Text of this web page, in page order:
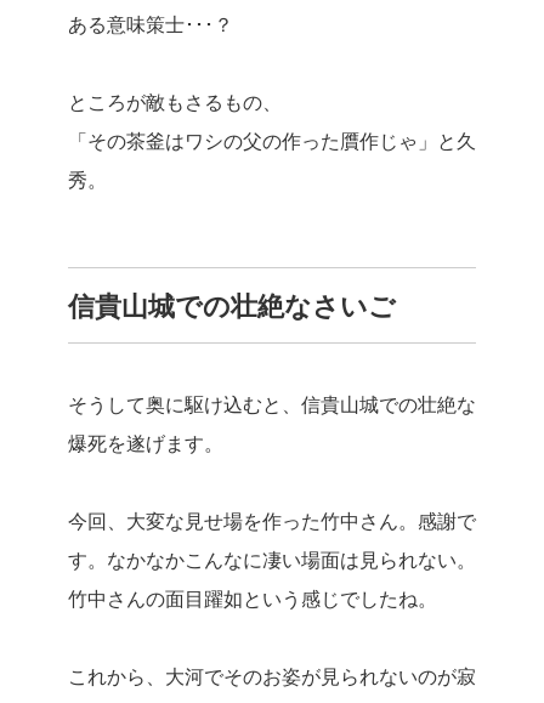
ある意味策士･･･？
ところが敵もさるもの、
「その茶釜はワシの父の作った贋作じゃ」と久
秀。
信貴山城での壮絶なさいご
そうして奥に駆け込むと、信貴山城での壮絶な
爆死を遂げます。
今回、大変な見せ場を作った竹中さん。感謝で
す。なかなかこんなに凄い場面は見られない。
竹中さんの面目躍如という感じでしたね。
これから、大河でそのお姿が見られないのが寂